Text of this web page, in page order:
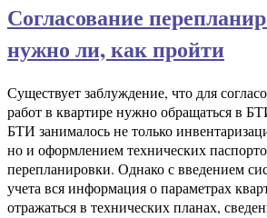
Согласование
нужно ли, как пройти
Существует заблуждение, что для
работ в квартире нужно обращаться в
БТИ занималось не только
но и оформлением технических
перепланировки. Однако с введением
учета вся информация о параметрах
отражаться в технических планах,